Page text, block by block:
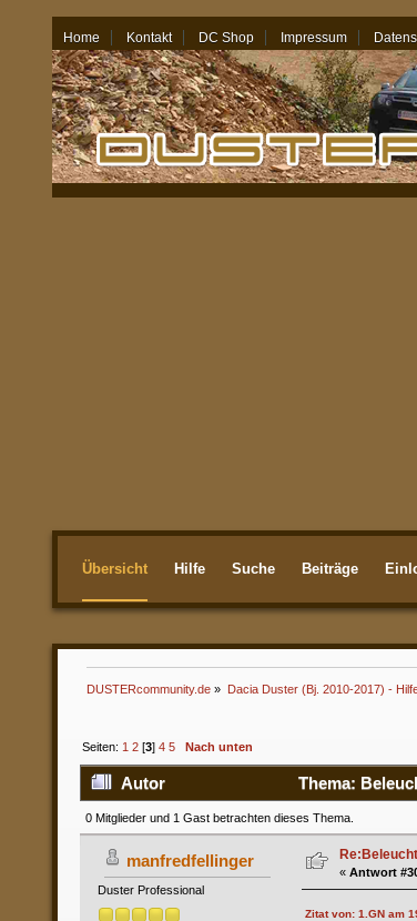
Home Kontakt DC Shop Impressum
08.08.26 - 20:15
Übersicht Hilfe Suche Beiträge
DUSTERcommunity.de » Dacia Duster (Bj. 2010-2017) -
Seiten: 1 2 [3]4 5 Nach unten
Autor Thema:
0 Mitglieder und 1 Gast betrachten dieses Thema.
manfredfellinger
Duster Professional
« Antwort
Zitat von: 1.GN am